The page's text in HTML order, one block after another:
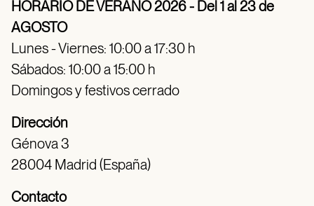
HORARIO DE VERANO 2026 - Del 1 al 23 de
AGOSTO
Lunes - Viernes: 10:00 a 17:30 h
Sábados: 10:00 a 15:00 h
Domingos y festivos cerrado
Dirección
Génova 3
28004 Madrid (España)
Contacto